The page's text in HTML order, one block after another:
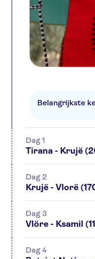
Belangrijkste
Dag 1
Tirana - Krujë
Dag 2
Krujë - Vlorë
Dag 3
Vlöre - Ksamil
Dag 4